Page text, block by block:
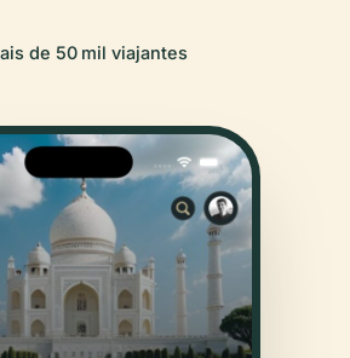
de 50 mil viajantes